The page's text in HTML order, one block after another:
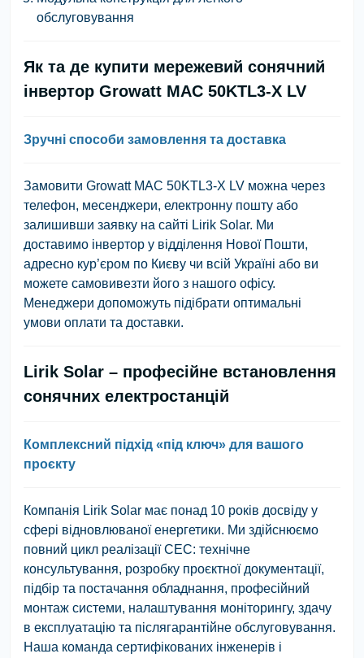
обслуговування
Як та де купити мережевий сонячний
інвертор Growatt MAC 50KTL3-X LV
Зручні способи замовлення та доставка
Замовити Growatt MAC 50KTL3-X LV можна через
телефон, месенджери, електронну пошту або
залишивши заявку на сайті Lirik Solar. Ми
доставимо інвертор у відділення Нової Пошти,
адресно кур’єром по Києву чи всій Україні або ви
можете самовивезти його з нашого офісу.
Менеджери допоможуть підібрати оптимальні
умови оплати та доставки.
Lirik Solar – професійне встановлення
сонячних електростанцій
Комплексний підхід «під ключ» для вашого
проєкту
Компанія Lirik Solar має понад 10 років досвіду у
сфері відновлюваної енергетики. Ми здійснюємо
повний цикл реалізації СЕС: технічне
консультування, розробку проєктної документації,
підбір та постачання обладнання, професійний
монтаж системи, налаштування моніторингу, здачу
в експлуатацію та післягарантійне обслуговування.
Наша команда сертифікованих інженерів і